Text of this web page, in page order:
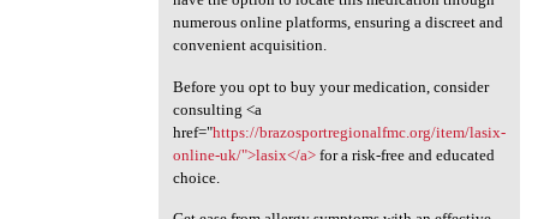
numerous online platforms, ensuring a discreet and
convenient acquisition.
Before you opt to buy your medication, consider
consulting <a
href="https://brazosportregionalfmc.org/item/lasix-
online-uk/">lasix</a>for a risk-free and educated
choice.